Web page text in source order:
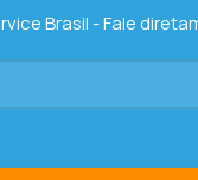
Brasil - Fale